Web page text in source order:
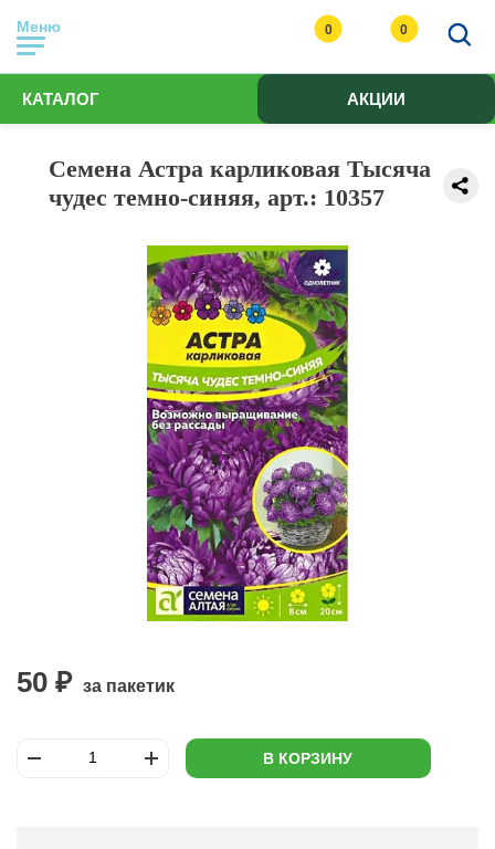
Меню 0 0
КАТАЛОГ АКЦИИ
Семена Астра карликовая Тысяча
чудес темно-синяя, арт.: 10357
50 ₽ за пакетик
В КОРЗИНУ